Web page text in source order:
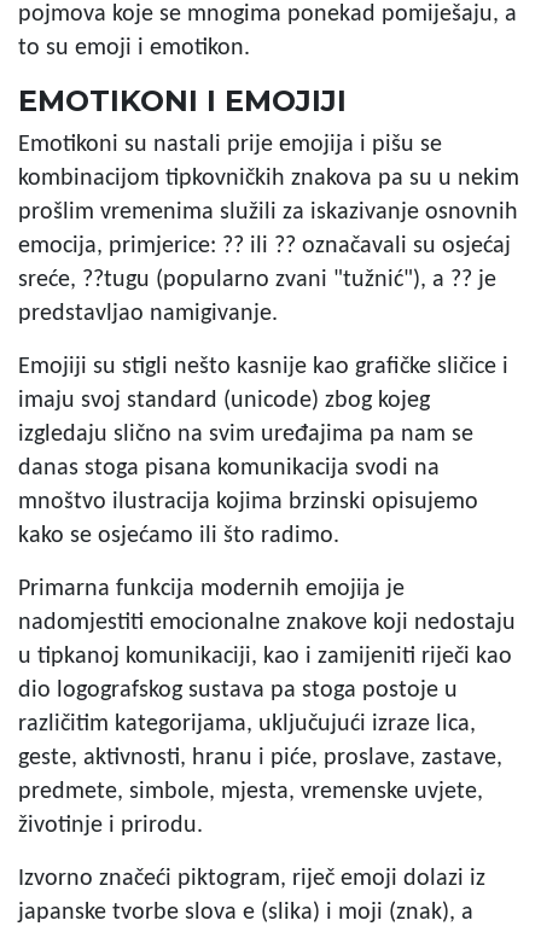
pojmova koje se mnogima ponekad pomiješaju, a
to su emoji i emotikon.
EMOTIKONI I EMOJIJI
Emotikoni su nastali prije emojija i pišu se
kombinacijom tipkovničkih znakova pa su u nekim
prošlim vremenima služili za iskazivanje osnovnih
emocija, primjerice: ?? ili ?? označavali su osjećaj
sreće, ??tugu (popularno zvani "tužnić"), a ?? je
predstavljao namigivanje.
Emojiji su stigli nešto kasnije kao grafičke sličice i
imaju svoj standard (unicode) zbog kojeg
izgledaju slično na svim uređajima pa nam se
danas stoga pisana komunikacija svodi na
mnoštvo ilustracija kojima brzinski opisujemo
kako se osjećamo ili što radimo.
Primarna funkcija modernih emojija je
nadomjestiti emocionalne znakove koji nedostaju
u tipkanoj komunikaciji, kao i zamijeniti riječi kao
dio logografskog sustava pa stoga postoje u
različitim kategorijama, uključujući izraze lica,
geste, aktivnosti, hranu i piće, proslave, zastave,
predmete, simbole, mjesta, vremenske uvjete,
životinje i prirodu.
Izvorno značeći piktogram, riječ emoji dolazi iz
japanske tvorbe slova e (slika) i moji (znak), a